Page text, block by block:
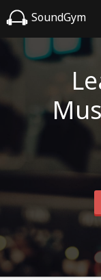
SoundGym